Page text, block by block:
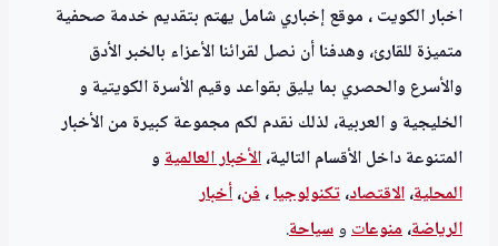
اخبار الكويت ، موقع إخباري شامل يهتم بتقديم خدمة صحفية
متميزة للقارئ، وهدفنا أن نصل لقرائنا الأعزاء بالخبر الأدق
والأسرع والحصري بما يليق بقواعد وقيم الأسرة الكويتية و
الخليجية و العربية، لذلك نقدم لكم مجموعة كبيرة من الأخبار
المتنوعة داخل الأقسام التالية،الأخبار العالميةو
المحلية،الاقتصاد،تكنولوجيا،فن،أخبار
الرياضة،منوعاتوسياحة.